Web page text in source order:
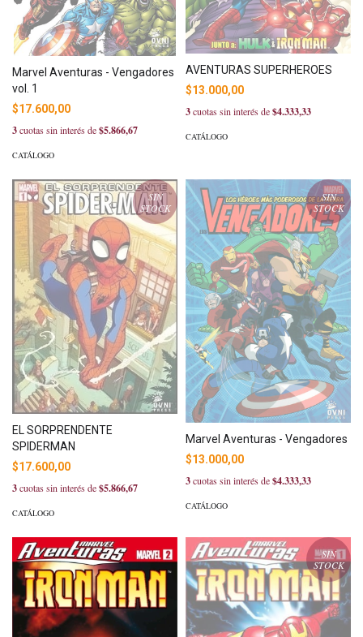
Marvel Aventuras - Vengadores
vol. 1
$17.600,00
3cuotas sin interés de$5.866,67
CATÁLOGO
AVENTURAS SUPERHEROES
$13.000,00
3cuotas sin interés de$4.333,33
CATÁLOGO
SIN
STOCK
EL SORPRENDENTE
SPIDERMAN
$17.600,00
3cuotas sin interés de$5.866,67
CATÁLOGO
SIN
STOCK
Marvel Aventuras - Vengadores
$13.000,00
3cuotas sin interés de$4.333,33
CATÁLOGO
SIN
STOCK